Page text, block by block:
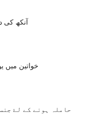
آنکھ کی
خواتین میں
حاملہ ہونے کے لۓ